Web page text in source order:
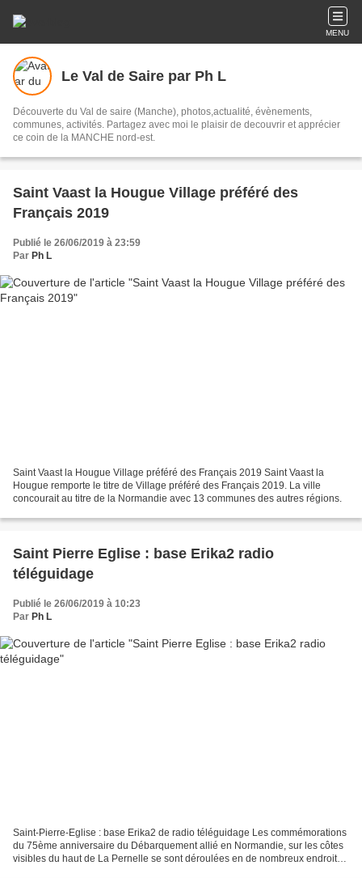
MENU
Le Val de Saire par Ph L
Découverte du Val de saire (Manche), photos,actualité, évènements,
communes, activités. Partagez avec moi le plaisir de decouvrir et apprécier
ce coin de la MANCHE nord-est.
Saint Vaast la Hougue Village préféré des
Français 2019
Publié le 26/06/2019 à 23:59
Par Ph L
Saint Vaast la Hougue Village préféré des Français 2019 Saint Vaast la
Hougue remporte le titre de Village préféré des Français 2019. La ville
concourait au titre de la Normandie avec 13 communes des autres régions.
Saint Pierre Eglise : base Erika2 radio
téléguidage
Publié le 26/06/2019 à 10:23
Par Ph L
Saint-Pierre-Eglise : base Erika2 de radio téléguidage Les commémorations
du 75ème anniversaire du Débarquement allié en Normandie, sur les côtes
visibles du haut de La Pernelle se sont déroulées en de nombreux endroits